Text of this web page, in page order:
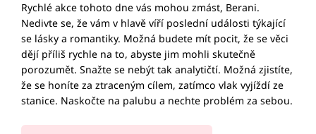
Rychlé akce tohoto dne vás mohou zmást, Berani.
Nedivte se, že vám v hlavě víří poslední události týkající
se lásky a romantiky. Možná budete mít pocit, že se věci
dějí příliš rychle na to, abyste jim mohli skutečně
porozumět. Snažte se nebýt tak analytičtí. Možná zjistíte,
že se honíte za ztraceným cílem, zatímco vlak vyjíždí ze
stanice. Naskočte na palubu a nechte problém za sebou.